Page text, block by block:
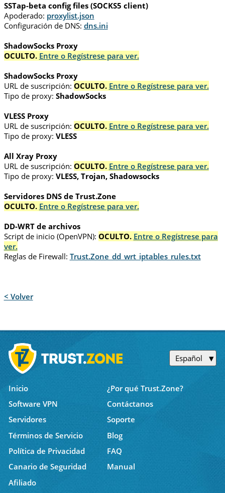
SSTap-beta config files (SOCKS5 client)
Apoderado: proxylist.json
Configuración de DNS: dns.ini
ShadowSocks Proxy
OCULTO. Entre o Regístrese para ver.
ShadowSocks Proxy
URL de suscripción: OCULTO. Entre o Regístrese para ver.
Tipo de proxy: ShadowSocks
VLESS Proxy
URL de suscripción: OCULTO. Entre o Regístrese para ver.
Tipo de proxy: VLESS
All Xray Proxy
URL de suscripción: OCULTO. Entre o Regístrese para ver.
Tipo de proxy: VLESS, Trojan, Shadowsocks
Servidores DNS de Trust.Zone
OCULTO. Entre o Regístrese para ver.
DD-WRT de archivos
Script de inicio (OpenVPN): OCULTO. Entre o Regístrese para
ver.
Reglas de Firewall: Trust.Zone_dd_wrt_iptables_rules.txt
< Volver
Español
Inicio
¿Por qué Trust.Zone?
Software VPN
Contáctanos
Servidores
Soporte
Términos de Servicio
Blog
Política de Privacidad
FAQ
Canario de Seguridad
Manual
Afiliado